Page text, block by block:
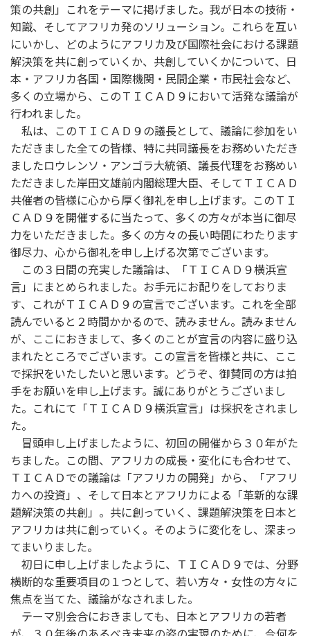
策の共創」これをテーマに掲げました。我が日本の技術・
知識、そしてアフリカ発のソリューション。これらを互い
にいかし、どのようにアフリカ及び国際社会における課題
解決策を共に創っていくか、共創していくかについて、日
本・アフリカ各国・国際機関・民間企業・市民社会など、
多くの立場から、このＴＩＣＡＤ９において活発な議論が
行われました。
私は、このＴＩＣＡＤ９の議長として、議論に参加をい
ただきました全ての皆様、特に共同議長をお務めいただき
ましたロウレンソ・アンゴラ大統領、議長代理をお務めい
ただきました岸田文雄前内閣総理大臣、そしてＴＩＣＡＤ
共催者の皆様に心から厚く御礼を申し上げます。このＴＩ
ＣＡＤ９を開催するに当たって、多くの方々が本当に御尽
力をいただきました。多くの方々の長い時間にわたります
御尽力、心から御礼を申し上げる次第でございます。
この３日間の充実した議論は、「ＴＩＣＡＤ９横浜宣
言」にまとめられました。お手元にお配りをしておりま
す、これがＴＩＣＡＤ９の宣言でございます。これを全部
読んでいると２時間かかるので、読みません。読みません
が、ここにおきまして、多くのことが宣言の内容に盛り込
まれたところでございます。この宣言を皆様と共に、ここ
で採択をいたしたいと思います。どうぞ、御賛同の方は拍
手をお願いを申し上げます。誠にありがとうございまし
た。これにて「ＴＩＣＡＤ９横浜宣言」は採択をされまし
た。
冒頭申し上げましたように、初回の開催から３０年がた
ちました。この間、アフリカの成長・変化にも合わせて、
ＴＩＣＡＤでの議論は「アフリカの開発」から、「アフリ
カへの投資」、そして日本とアフリカによる「革新的な課
題解決策の共創」。共に創っていく、課題解決策を日本と
アフリカは共に創っていく。そのように変化をし、深まっ
てまいりました。
初日に申し上げましたように、ＴＩＣＡＤ９では、分野
横断的な重要項目の１つとして、若い方々・女性の方々に
焦点を当てた、議論がなされました。
テーマ別会合におきましても、日本とアフリカの若者